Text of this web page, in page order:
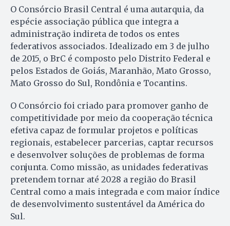
O Consórcio Brasil Central é uma autarquia, da
espécie associação pública que integra a
administração indireta de todos os entes
federativos associados. Idealizado em 3 de julho
de 2015, o BrC é composto pelo Distrito Federal e
pelos Estados de Goiás, Maranhão, Mato Grosso,
Mato Grosso do Sul, Rondônia e Tocantins.
O Consórcio foi criado para promover ganho de
competitividade por meio da cooperação técnica
efetiva capaz de formular projetos e políticas
regionais, estabelecer parcerias, captar recursos
e desenvolver soluções de problemas de forma
conjunta. Como missão, as unidades federativas
pretendem tornar até 2028 a região do Brasil
Central como a mais integrada e com maior índice
de desenvolvimento sustentável da América do
Sul.